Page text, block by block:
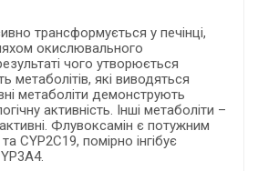
трансформується у печінці,
окислювального
чого утворюється
які виводяться
метаболіти демонструють
активність. Інші метаболіти –
Флувоксамін є потужним
CYP2С19, помірно інгібує